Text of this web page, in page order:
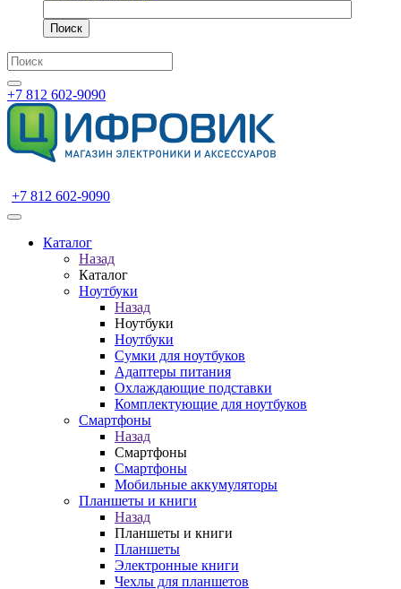
Поиск
+7 812 602-9090
+7 812 602-9090
Каталог
Назад
Каталог
Ноутбуки
Назад
Ноутбуки
Ноутбуки
Сумки для ноутбуков
Адаптеры питания
Охлаждающие подставки
Комплектующие для ноутбуков
Смартфоны
Назад
Смартфоны
Смартфоны
Мобильные аккумуляторы
Планшеты и книги
Назад
Планшеты и книги
Планшеты
Электронные книги
Чехлы для планшетов